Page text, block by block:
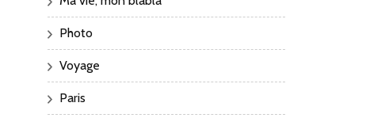
Photo
Voyage
Paris